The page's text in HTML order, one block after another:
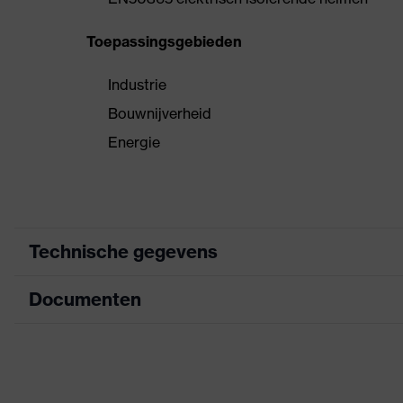
Toepassingsgebieden
Industrie
Bouwnijverheid
Energie
Technische gegevens
Koppeling
Documenten